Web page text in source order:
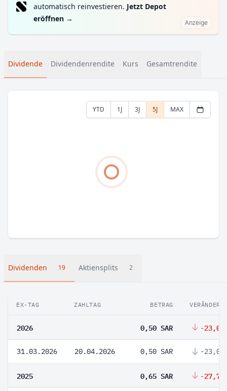
automatisch reinvestieren. Jetzt Depot
eröffnen → Anzeige
Dividende Dividendenrendite Kurs Gesamtrendite
YTD 1J 3J 5J MAX
Dividenden 19 Aktiensplits 2
EX-TAG ZAHLTAG BETRAG
2026 0,50 SAR -23,08
31.03.2026 20.04.2026 0,50 SAR -23,08
2025 0,65 SAR -27,78